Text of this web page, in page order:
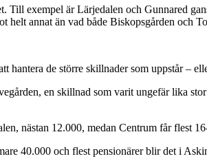
Till exempel är Lärjedalen och Gunnared
annat än vad både Biskopsgården och
de större skillnader som uppstår –
en skillnad som varit ungefär lika
nästan 12.000, medan Centrum får flest
40.000 och flest pensionärer blir det i